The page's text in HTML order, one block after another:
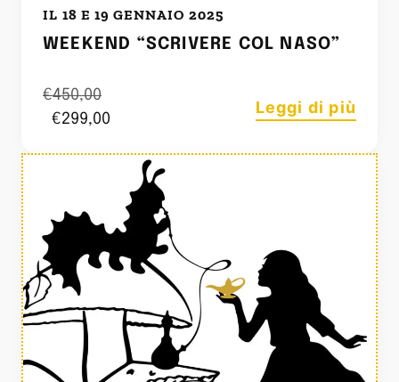
IL 18 E 19 GENNAIO 2025
WEEKEND “SCRIVERE COL NASO”
€450,00
€299,00
Leggi di più